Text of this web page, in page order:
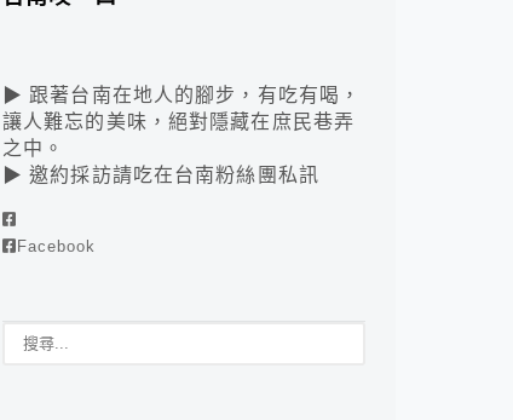
▶ 跟著台南在地人的腳步，有吃有喝，
讓人難忘的美味，絕對隱藏在庶民巷弄
之中。
▶ 邀約採訪請吃在台南粉絲團私訊
Facebook